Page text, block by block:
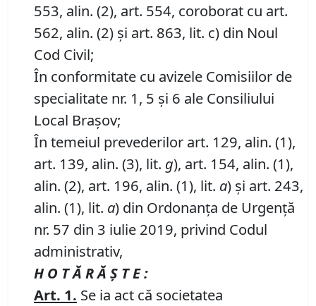
553, alin. (2), art. 554, coroborat cu art.
562, alin. (2) și art. 863, lit. c) din Noul
Cod Civil;
În conformitate cu avizele Comisiilor de
specialitate nr. 1, 5 și 6 ale Consiliului
Local Brașov;
În temeiul prevederilor art. 129, alin. (1),
art. 139, alin. (3), lit. g), art. 154, alin. (1),
alin. (2), art. 196, alin. (1), lit. a) și art. 243,
alin. (1), lit. a) din Ordonanța de Urgență
nr. 57 din 3 iulie 2019, privind Codul
administrativ,
H O T Ă R Ă Ş T E :
Art. 1. Se ia act că societatea